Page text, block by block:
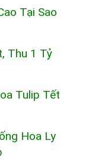
Tại Sao
Thu 1 Tỷ
Tulip Tết
Hoa Ly